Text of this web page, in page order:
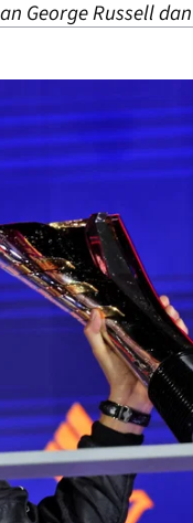
George Russell